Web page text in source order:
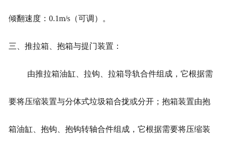
倾翻速度：0.1m/s（可调）。
三、推拉箱、抱箱与提门装置：
由推拉箱油缸、拉钩、拉箱导轨合件组成，它根据需
要将压缩装置与分体式垃圾箱合拢或分开；抱箱装置由抱
箱油缸、抱钩、抱钩转轴合件组成，它根据需要将压缩装